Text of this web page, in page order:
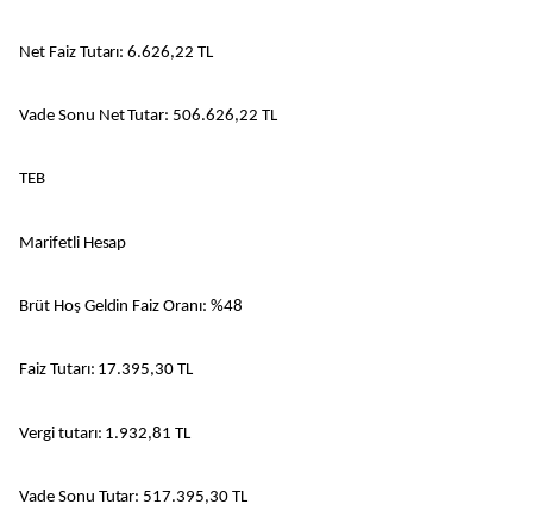
Net Faiz Tutarı: 6.626,22 TL
Vade Sonu Net Tutar: 506.626,22 TL
TEB
Marifetli Hesap
Brüt Hoş Geldin Faiz Oranı: %48
Faiz Tutarı: 17.395,30 TL
Vergi tutarı: 1.932,81 TL
Vade Sonu Tutar: 517.395,30 TL